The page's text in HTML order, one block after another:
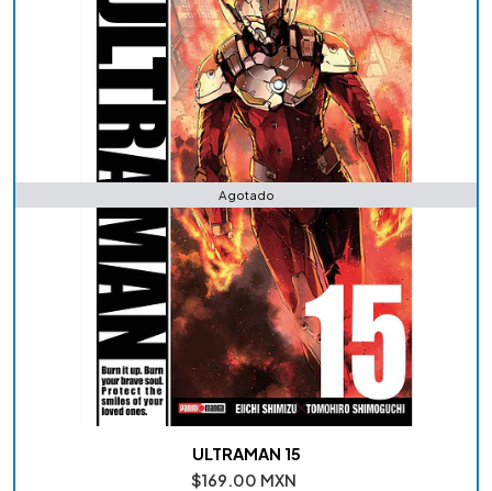
Agotado
ULTRAMAN 15
$169.00 MXN